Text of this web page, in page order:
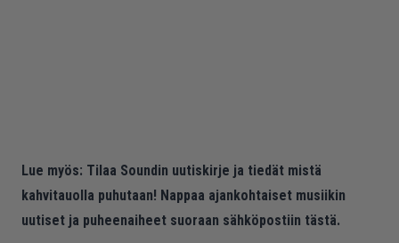
Lue myös: Tilaa Soundin uutiskirje ja tiedät mistä
kahvitauolla puhutaan! Nappaa ajankohtaiset musiikin
uutiset ja puheenaiheet suoraan sähköpostiin tästä.